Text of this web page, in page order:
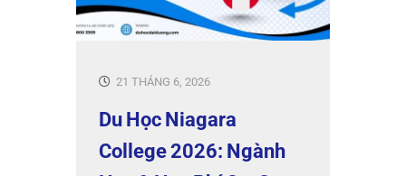
21 THÁNG 6, 2026
Du Học Niagara
College 2026: Ngành